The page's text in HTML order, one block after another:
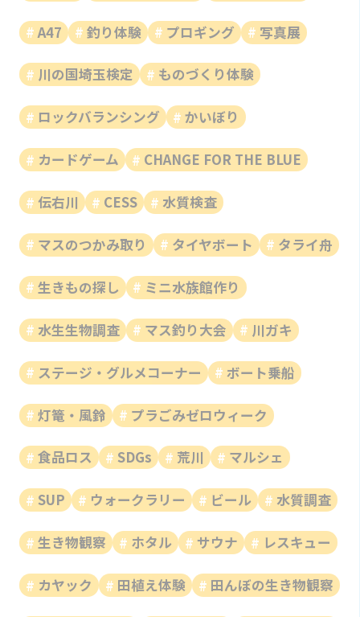
A47 釣り体験 プロギング 写真展
川の国埼玉検定 ものづくり体験
ロックバランシング かいぼり
カードゲーム CHANGE FOR THE BLUE
伝右川 CESS 水質検査
マスのつかみ取り タイヤボート タライ舟
生きもの探し ミニ水族館作り
水生生物調査 マス釣り大会 川ガキ
ステージ・グルメコーナー ボート乗船
灯篭・風鈴 プラごみゼロウィーク
食品ロス SDGs 荒川 マルシェ
SUP ウォークラリー ビール 水質調査
生き物観察 ホタル サウナ レスキュー
カヤック 田植え体験 田んぼの生き物観察